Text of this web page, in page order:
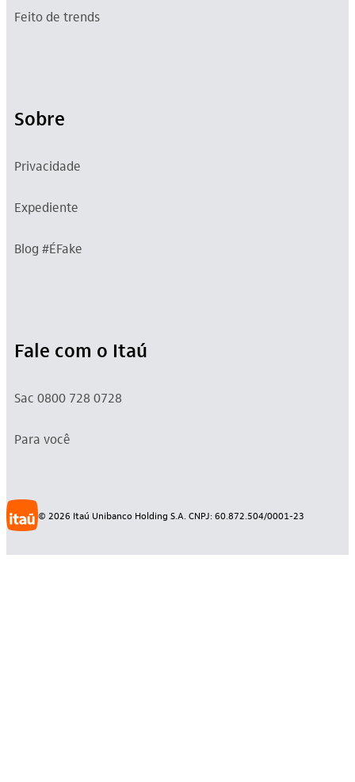
Feito de trends
Sobre
Privacidade
Expediente
Blog #ÉFake
Fale com o Itaú
Sac 0800 728 0728
Para você
© 2026 Itaú Unibanco Holding S.A. CNPJ: 60.872.504/0001-23